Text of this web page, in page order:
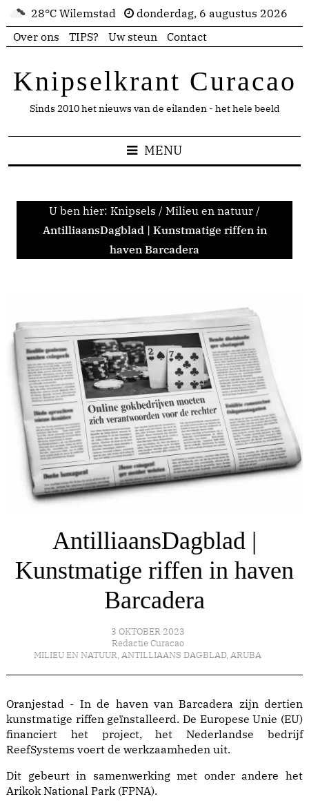
28°C Wilemstad
donderdag, 6 augustus 2026
Over ons
TIPS? Uw steun Contact
Knipselkrant Curacao
Sinds 2010 het nieuws van de eilanden - het hele beeld
MENU
U ben hier: Knipsels / Milieu en natuur /
AntilliaansDagblad | Kunstmatige riffen in
haven Barcadera
AntilliaansDagblad |
Kunstmatige riffen in haven
Barcadera
3 OKTOBER 2023
Redactie Curacao
MILIEU EN NATUUR, ANTILLIAANS DAGBLAD, ARUBA
Oranjestad - In de haven van Barcadera zijn dertien
kunstmatige riffen geïnstalleerd. De Europese Unie (EU)
financiert het project, het Nederlandse bedrijf
ReefSystems voert de werkzaamheden uit.
Dit gebeurt in samenwerking met onder andere het
Arikok National Park (FPNA).